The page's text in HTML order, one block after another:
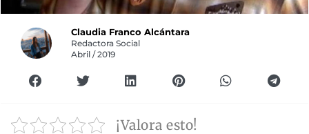
Claudia Franco Alcántara
Redactora Social
Abril / 2019
¡Valora esto!